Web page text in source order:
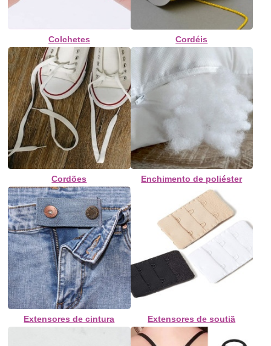
Colchetes Cordéis
Cordões Enchimento de poliéster
Extensores de cintura Extensores de soutiã